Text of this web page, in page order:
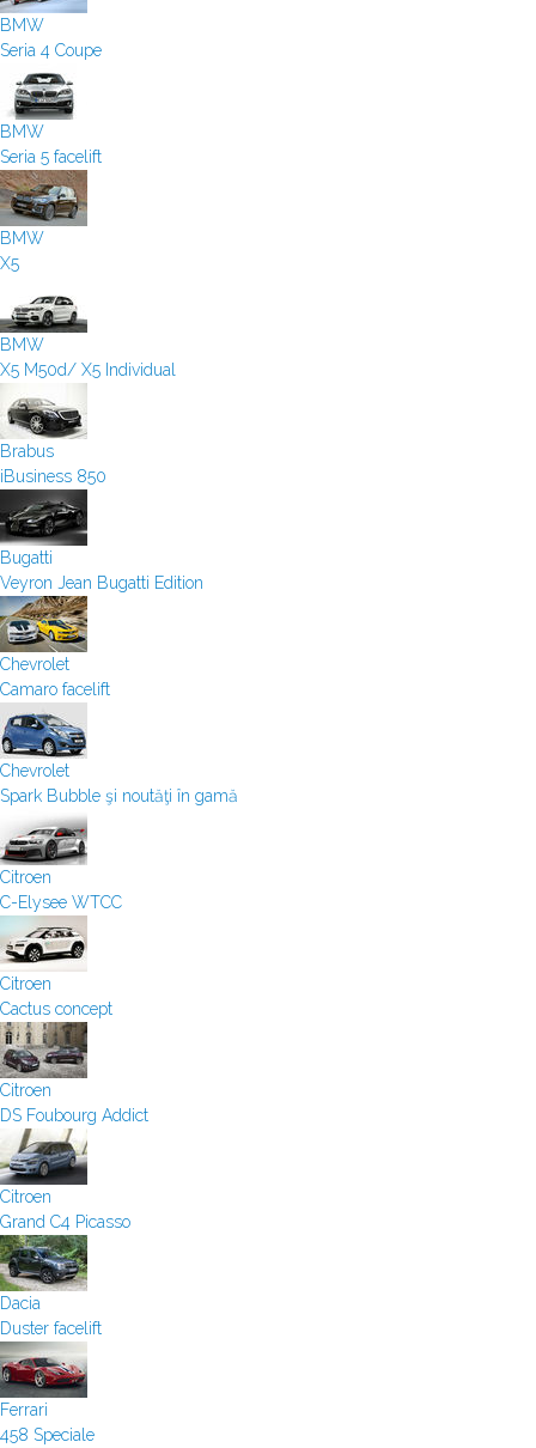
BMW
Seria 4 Coupe
BMW
Seria 5 facelift
BMW
X5
BMW
X5 M50d/ X5 Individual
Brabus
iBusiness 850
Bugatti
Veyron Jean Bugatti Edition
Chevrolet
Camaro facelift
Chevrolet
Spark Bubble şi noutăţi în gamă
Citroen
C-Elysee WTCC
Citroen
Cactus concept
Citroen
DS Foubourg Addict
Citroen
Grand C4 Picasso
Dacia
Duster facelift
Ferrari
458 Speciale